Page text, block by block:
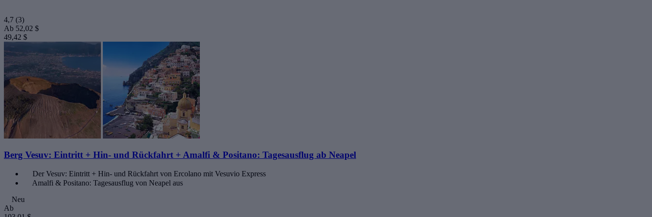
4,7 (3)
Ab 52,02 $
49,42 $
Berg Vesuv: Eintritt + Hin- und Rückfahrt + Amalfi & Positano: Tagesausflug ab Neapel
Der Vesuv: Eintritt + Hin- und Rückfahrt von Ercolano mit Vesuvio Express
Amalfi & Positano: Tagesausflug von Neapel aus
Neu
Ab